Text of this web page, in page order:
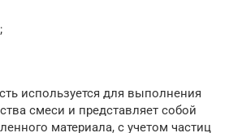
используется для выполнения
смеси и представляет собой
материала, с учетом частиц